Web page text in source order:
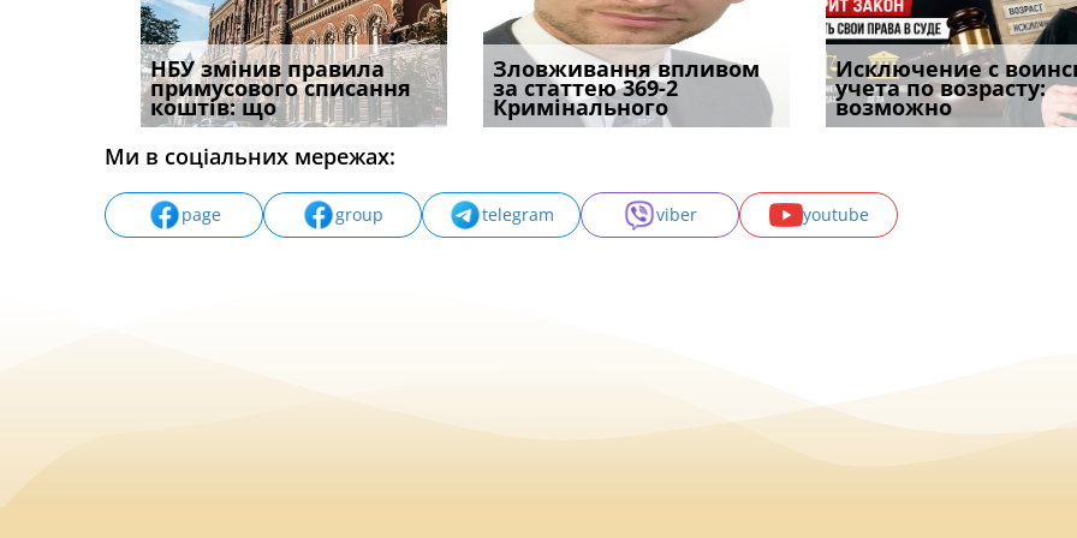
НБУ змінив правила
примусового списання
коштів: що
Якщо суд встановив для
відшкодування шкоди
наявніс
Документи, на яких не
проставляється
апостиль: пер
Водії можуть отримати
компенсацію за
незаконні дії
Зловживання впливом
за статтею 369-2
Кримінального
Переоформлення
відстрочки за іншою
підставою: нов
Особливості захисту у
кримінальному
провадженні: я
Исключение с
учета по возрасту:
возможно
Восьмий ААС
підтвердив, що
може скас
Ми в соціальних мережах:
page group telegram viber youtube